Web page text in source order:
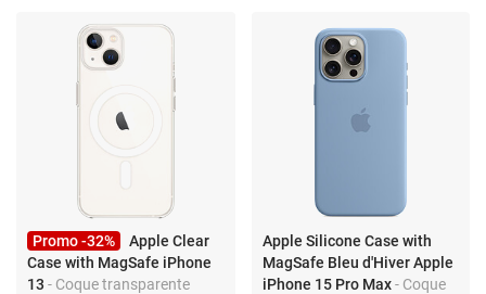
Promo -32%
Apple Clear
Case with MagSafe iPhone
13 - Coque transparente
Apple Silicone Case with
MagSafe Bleu d'Hiver Apple
iPhone 15 Pro Max - Coque